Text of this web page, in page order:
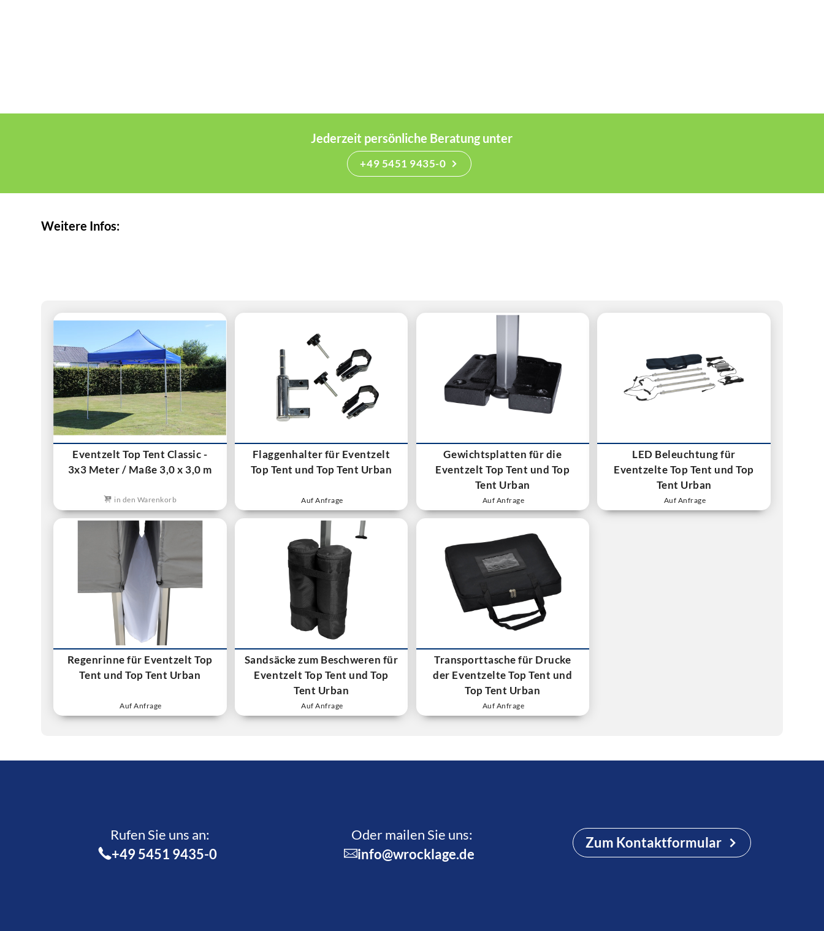
Jederzeit persönliche Beratung unter
+49 5451 9435-0
Weitere Infos:
Eventzelt Top Tent Classic -
3x3 Meter / Maße 3,0 x 3,0 m
in den Warenkorb
Flaggenhalter für Eventzelt
Top Tent und Top Tent Urban
Auf Anfrage
Gewichtsplatten für die
Eventzelt Top Tent und Top
Tent Urban
Auf Anfrage
LED Beleuchtung für
Eventzelte Top Tent und Top
Tent Urban
Auf Anfrage
Regenrinne für Eventzelt Top
Tent und Top Tent Urban
Auf Anfrage
Sandsäcke zum Beschweren für
Eventzelt Top Tent und Top
Tent Urban
Auf Anfrage
Transporttasche für Drucke
der Eventzelte Top Tent und
Top Tent Urban
Auf Anfrage
Rufen Sie uns an:­
+49 5451 9435-0
Oder mailen Sie uns:
info@wrocklage.de
Zum Kontaktformular